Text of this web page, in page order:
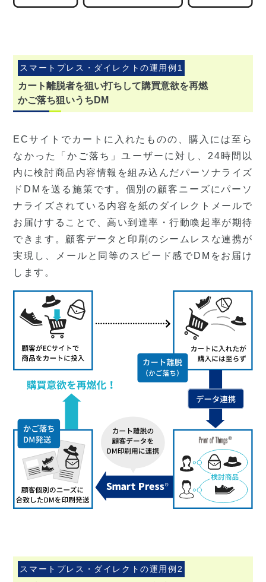
スマートプレス・ダイレクトの運用例1
カート離脱者を狙い打ちして購買意欲を再燃
かご落ち狙いうちDM
ECサイトでカートに入れたものの、購入には至ら
なかった「かご落ち」ユーザーに対し、24時間以
内に検討商品内容情報を組み込んだパーソナライズ
ドDMを送る施策です。個別の顧客ニーズにパーソ
ナライズされている内容を紙のダイレクトメールで
お届けすることで、高い到達率・行動喚起率が期待
できます。顧客データと印刷のシームレスな連携が
実現し、メールと同等のスピード感でDMをお届け
します。
スマートプレス・ダイレクトの運用例2